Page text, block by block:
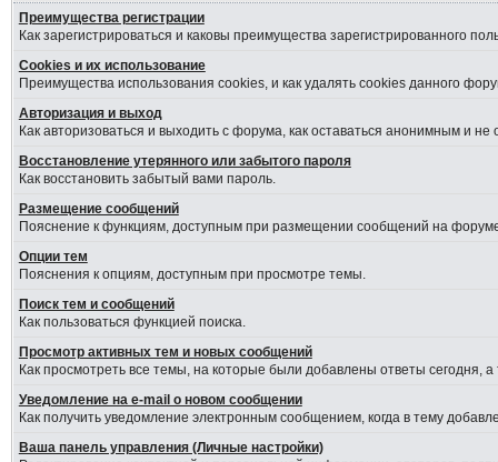
Преимущества регистрации
Как зарегистрироваться и каковы преимущества зарегистрированного
Cookies и их использование
Преимущества использования cookies, и как удалять cookies данного
Авторизация и выход
Как авторизоваться и выходить с форума, как оставаться анонимным и
Восстановление утерянного или забытого пароля
Как восстановить забытый вами пароль.
Размещение сообщений
Пояснение к функциям, доступным при размещении сообщений на
Опции тем
Пояснения к опциям, доступным при просмотре темы.
Поиск тем и сообщений
Как пользоваться функцией поиска.
Просмотр активных тем и новых сообщений
Как просмотреть все темы, на которые были добавлены ответы сегодня,
Уведомление на е-mail о новом сообщении
Как получить уведомление электронным сообщением, когда в тему
Ваша панель управления (Личные настройки)